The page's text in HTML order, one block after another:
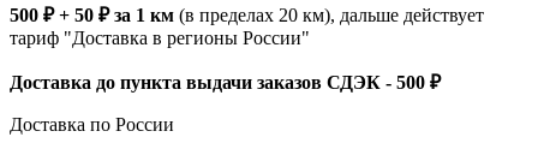
500 ₽ + 50 ₽ за 1 км (в пределах 20 км), дальше действует
тариф "Доставка в регионы России"
Доставка до пункта выдачи заказов СДЭК - 500 ₽
Доставка по России